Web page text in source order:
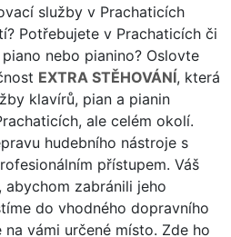
služby v Prachaticích
Potřebujete v Prachaticích či
nebo pianino? Oslovte
EXTRA STĚHOVÁNÍ, která
klavírů, pian a pianin
ale celém okolí.
hudebního nástroje s
přístupem. Váš
abychom zabránili jeho
do vhodného dopravního
vámi určené místo. Zde ho